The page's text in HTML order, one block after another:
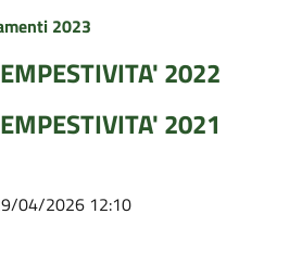
2023
2022
2021
04/2026 12:10